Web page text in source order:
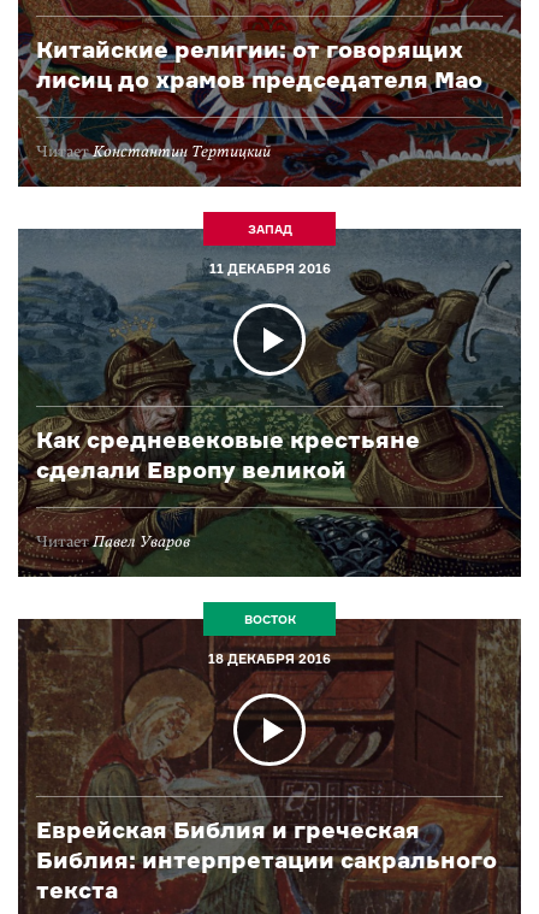
Китайские религии: от говорящих
лисиц до храмов председателя Мао
ЧитаетКонстантин Тертицкий
ЗАПАД
11 ДЕКАБРЯ 2016
Как средневековые крестьяне
сделали Европу великой
ЧитаетПавел Уваров
ВОСТОК
18 ДЕКАБРЯ 2016
Еврейская Библия и греческая
Библия: интерпретации сакрального
текста